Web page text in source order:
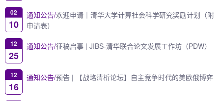
02
10
通知公告/欢迎申请｜清华大学计算社会科学研究奖励计划（附
申请表）
12
25
通知公告/征稿启事 | JIBS-清华联合论文发展工作坊（PDW）
12
16
通知公告/预告 | 【战略清析论坛】自主竞争时代的美欧俄博弈